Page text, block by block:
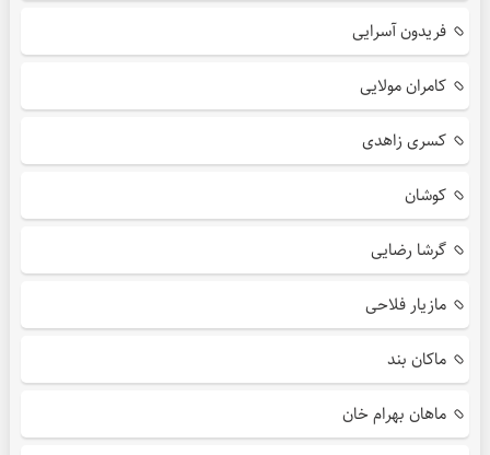
فریدون آسرایی
کامران مولایی
کسری زاهدی
کوشان
گرشا رضایی
مازیار فلاحی
ماکان بند
ماهان بهرام خان